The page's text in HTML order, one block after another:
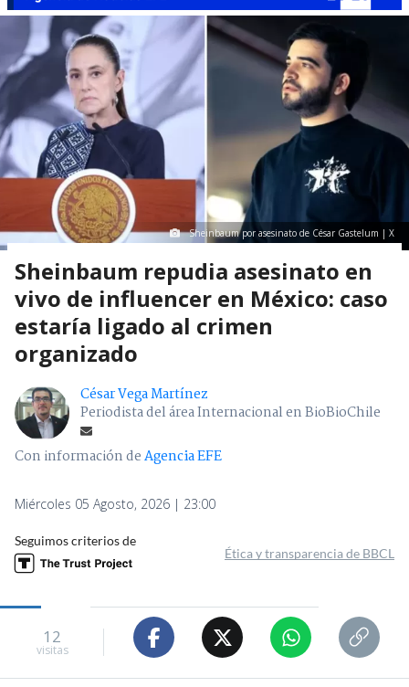
Sheinbaum por asesinato de César Gastelum | X
Sheinbaum repudia asesinato en
vivo de influencer en México: caso
estaría ligado al crimen
organizado
César Vega Martínez
Periodista del área Internacional en BioBioChile
Con información deAgencia EFE
Miércoles 05 Agosto, 2026 | 23:00
Seguimos criterios de
Ética y transparencia de BBCL
12
visitas